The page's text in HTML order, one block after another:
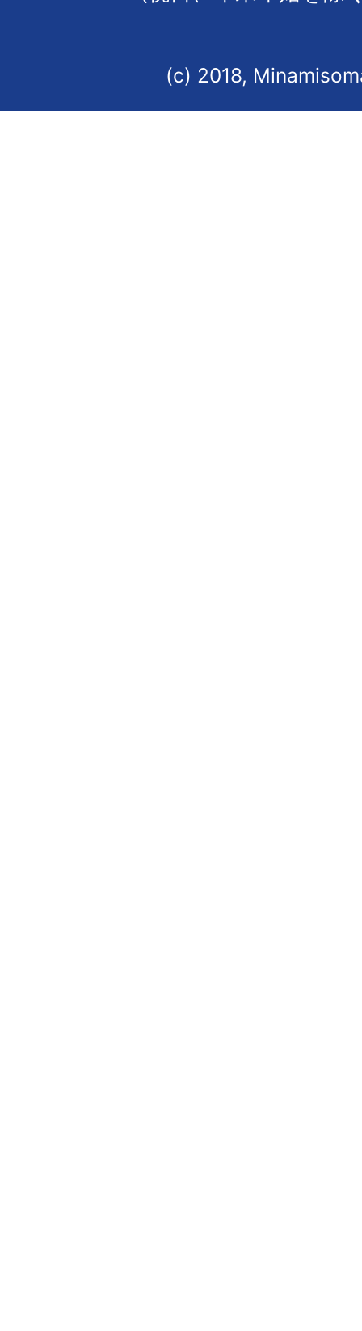
(c) 2018,